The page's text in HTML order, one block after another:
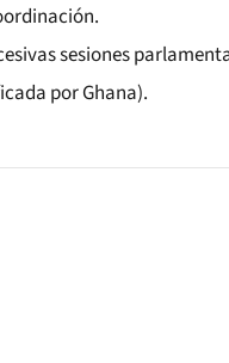
sesiones
por Ghana).